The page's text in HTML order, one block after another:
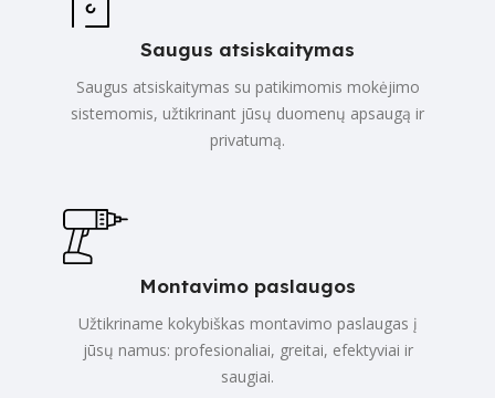
Saugus atsiskaitymas
Saugus atsiskaitymas su patikimomis mokėjimo
sistemomis, užtikrinant jūsų duomenų apsaugą ir
privatumą.
Montavimo paslaugos
Užtikriname kokybiškas montavimo paslaugas į
jūsų namus: profesionaliai, greitai, efektyviai ir
saugiai.